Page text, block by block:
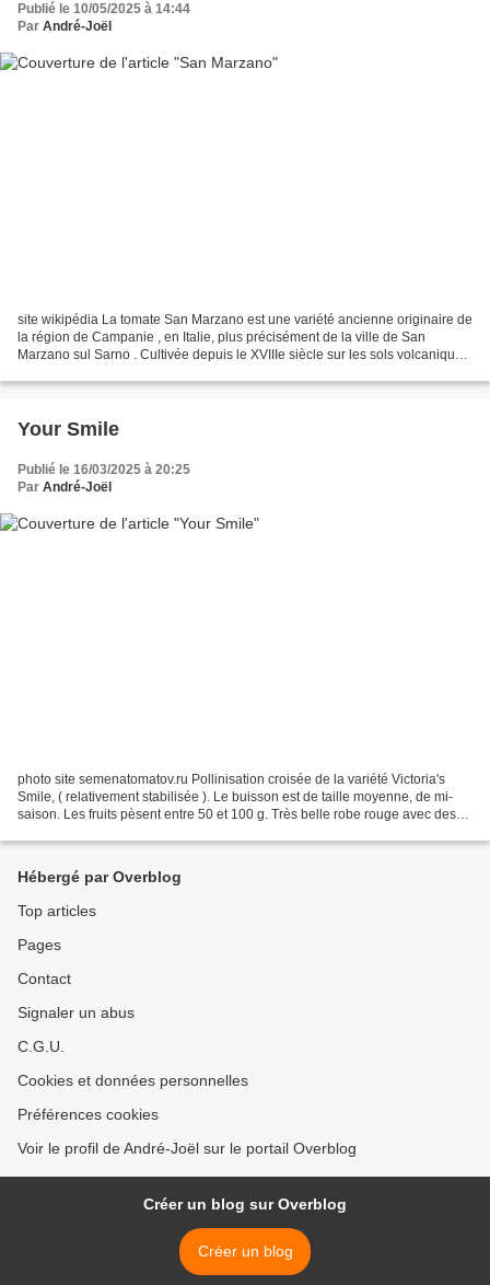
Publié le 10/05/2025 à 14:44
Par André-Joël
site wikipédia La tomate San Marzano est une variété ancienne originaire de
la région de Campanie , en Italie, plus précisément de la ville de San
Marzano sul Sarno . Cultivée depuis le XVIIIe siècle sur les sols volcaniques
Your Smile
Publié le 16/03/2025 à 20:25
Par André-Joël
photo site semenatomatov.ru Pollinisation croisée de la variété Victoria's
Smile, ( relativement stabilisée ). Le buisson est de taille moyenne, de mi-
saison. Les fruits pèsent entre 50 et 100 g. Très belle robe rouge avec des
Hébergé par Overblog
Top articles
Pages
Contact
Signaler un abus
C.G.U.
Cookies et données personnelles
Préférences cookies
Voir le profil de André-Joël sur le portail Overblog
Créer un blog sur Overblog
Créer un blog